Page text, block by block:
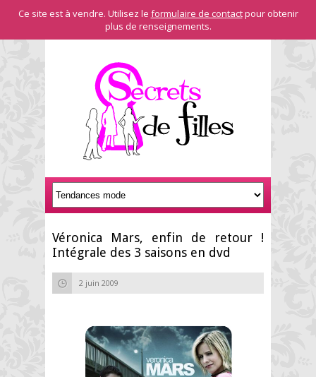
Ce site est à vendre. Utilisez le formulaire de contactpour obtenir
plus de renseignements.
Véronica Mars, enfin de retour !
Intégrale des 3 saisons en dvd
2 juin 2009